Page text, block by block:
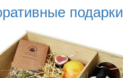
подарки